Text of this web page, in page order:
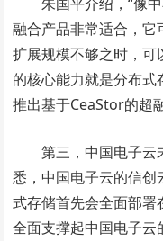
融合产品非常适合，
扩展规模不够之时，
的核心能力就是分布
推出基于CeaStor的超
第三，中国电子云
悉，中国电子云的信
式存储首先会全面部
全面支撑起中国电子